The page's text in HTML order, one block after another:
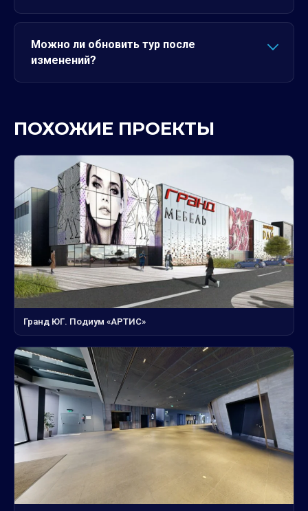
Можно ли обновить тур после
изменений?
ПОХОЖИЕ ПРОЕКТЫ
Гранд ЮГ. Подиум «АРТИС»